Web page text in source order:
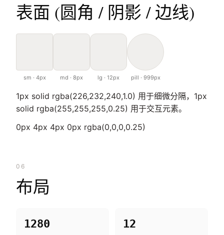
表面 (圆角 / 阴影 / 边线)
sm · 4px md · 8px lg · 12px pill · 999px
1px solid rgba(226,232,240,1.0) 用于细微分隔，1px
solid rgba(255,255,255,0.25) 用于交互元素。
0px 4px 4px 0px rgba(0,0,0,0.25)
06
布局
1280 12